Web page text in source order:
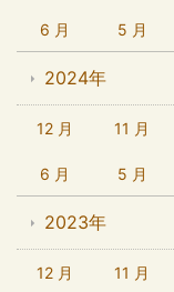
6 月 5 月
2024年
12 月 11 月
6 月 5 月
2023年
12 月 11 月